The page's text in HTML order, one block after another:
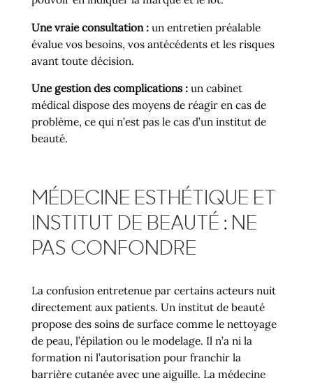
Une vraie consultation : un entretien préalable
évalue vos besoins, vos antécédents et les risques
avant toute décision.
Une gestion des complications : un cabinet
médical dispose des moyens de réagir en cas de
problème, ce qui n’est pas le cas d’un institut de
beauté.
MÉDECINE ESTHÉTIQUE ET
INSTITUT DE BEAUTÉ : NE
PAS CONFONDRE
La confusion entretenue par certains acteurs nuit
directement aux patients. Un institut de beauté
propose des soins de surface comme le nettoyage
de peau, l’épilation ou le modelage. Il n’a ni la
formation ni l’autorisation pour franchir la
barrière cutanée avec une aiguille. La médecine